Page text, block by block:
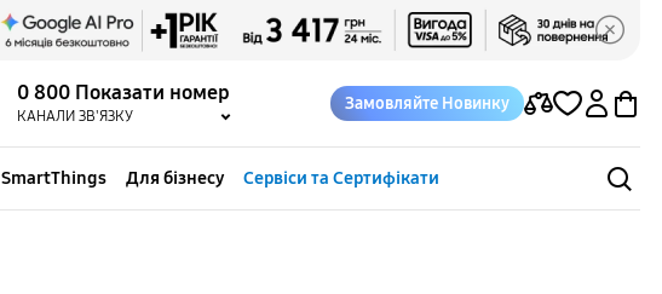
0 800 Показати номер
КАНАЛИ ЗВ'ЯЗКУ
Замовляйте Новинку
SmartThings Для бізнесу Сервіси та Сертифікати